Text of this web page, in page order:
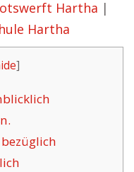
Hartha |
Hartha
]